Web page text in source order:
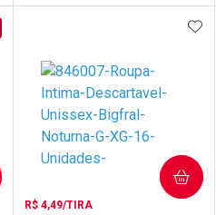
Laboratório
Por Menos
R$ 4,49/TIRA
COMPRAR